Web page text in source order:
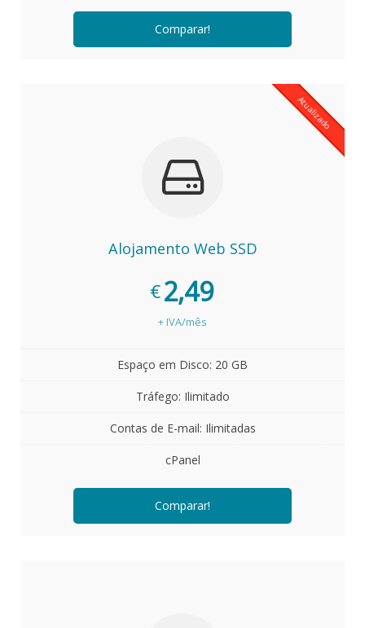
Comparar!
Atualizado
Alojamento Web SSD
€2,49
+ IVA/mês
Espaço em Disco: 20 GB
Tráfego: Ilimitado
Contas de E-mail: Ilimitadas
cPanel
Comparar!